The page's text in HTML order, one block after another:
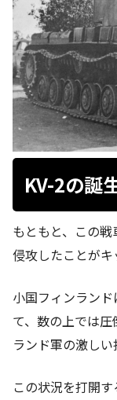
KV-2の誕
もともと、この
侵攻したことがキ
小国フィンラン
て、数の上では
ランド軍の激しい
この状況を打開